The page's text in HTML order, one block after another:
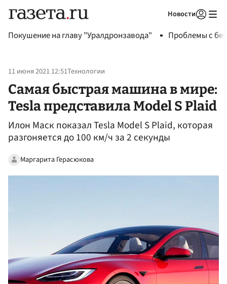
Новости
Покушение на главу "Уралдронзавода" Проблемы с
11 июня 2021 12:51Технологии
Самая быстрая машина в мире:
Tesla представила Model S Plaid
Илон Маск показал Tesla Model S Plaid, которая
разгоняется до 100 км/ч за 2 секунды
Маргарита Герасюкова